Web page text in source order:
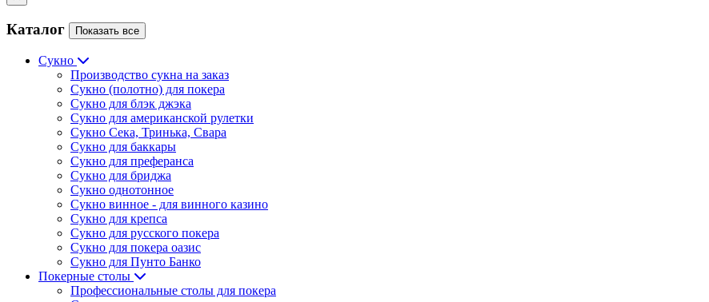
Каталог Показать все
Сукно
Производство сукна на заказ
Сукно (полотно) для покера
Сукно для блэк джэка
Сукно для американской рулетки
Сукно Сека, Тринька, Свара
Сукно для баккары
Сукно для преферанса
Сукно для бриджа
Сукно однотонное
Сукно винное - для винного казино
Сукно для крепса
Сукно для русского покера
Сукно для покера оазис
Сукно для Пунто Банко
Покерные столы
Профессиональные столы для покера